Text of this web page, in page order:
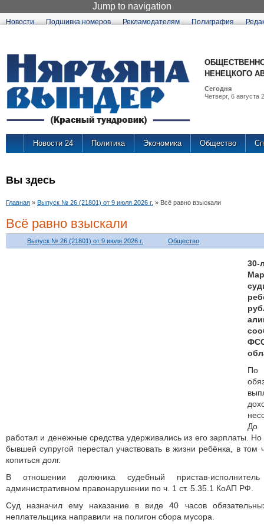
Jump to navigation
Новости Подшивка номеров Рекламодателям Полиграфия
НЕНЕЦКОГО
Сегодня
Четверг, 6 августа
Новости 24 Политика Экономика Общество
Вы здесь
Главная » Выпуск № 26 (21801) от 9 июля 2026 г. » Всё равно взыскали
Всё равно взыскали
Выпуск № 26 (21801) от 9 июля 2026 г. Общество
По
До
работал и денежные средства удерживались из его зарплаты.
бывшей супругой перестал участвовать в жизни ребёнка, в
копиться долг.
В отношении должника судебный пристав-
административном правонарушении по ч. 1 ст. 5.35.1 КоАП РФ.
Суд назначил ему наказание в виде 40 часов
неплательщика направили на полигон сбора мусора.